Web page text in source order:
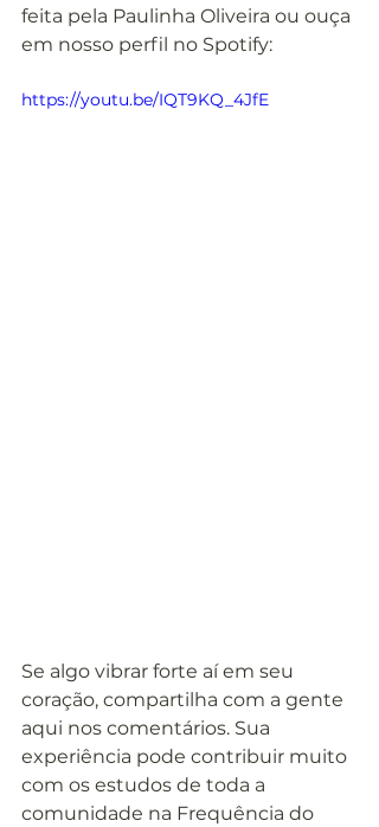
feita pela Paulinha Oliveira ou ouça
em nosso perfil no Spotify:
https://youtu.be/IQT9KQ_4JfE
Se algo vibrar forte aí em seu
coração, compartilha com a gente
aqui nos comentários. Sua
experiência pode contribuir muito
com os estudos de toda a
comunidade na Frequência do